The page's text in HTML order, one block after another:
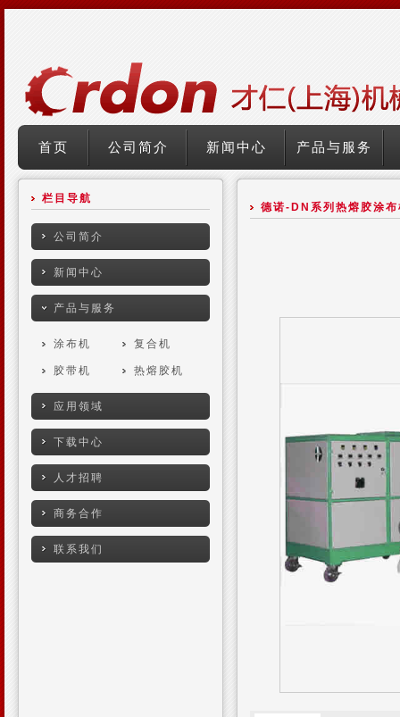
首页 公司简介 新闻中心 产品与服务
德诺-DN系列热熔胶涂
栏目导航
公司简介
新闻中心
产品与服务
涂布机 复合机
胶带机 热熔胶机
应用领域
下载中心
人才招聘
商务合作
联系我们